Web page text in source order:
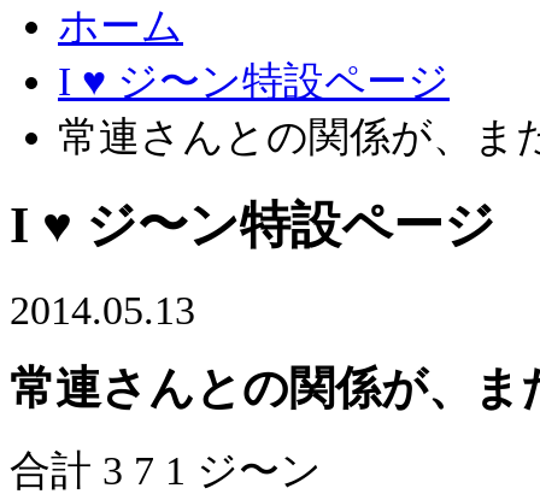
ホーム
I ♥ ジ〜ン特設ページ
常連さんとの関係が、ま
I ♥ ジ〜ン特設ページ
2014.05.13
常連さんとの関係が、ま
合計 3 7 1 ジ〜ン